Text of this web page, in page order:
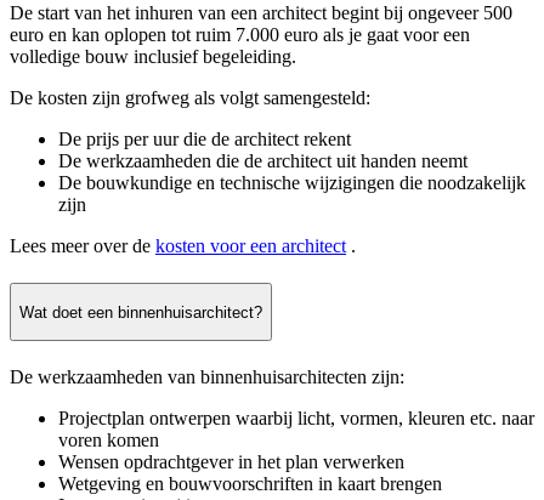
De start van het inhuren van een architect begint bij ongeveer 500
euro en kan oplopen tot ruim 7.000 euro als je gaat voor een
volledige bouw inclusief begeleiding.
De kosten zijn grofweg als volgt samengesteld:
De prijs per uur die de architect rekent
De werkzaamheden die de architect uit handen neemt
De bouwkundige en technische wijzigingen die noodzakelijk
zijn
Lees meer over de kosten voor een architect .
Wat doet een binnenhuisarchitect?
De werkzaamheden van binnenhuisarchitecten zijn:
Projectplan ontwerpen waarbij licht, vormen, kleuren etc. naar
voren komen
Wensen opdrachtgever in het plan verwerken
Wetgeving en bouwvoorschriften in kaart brengen